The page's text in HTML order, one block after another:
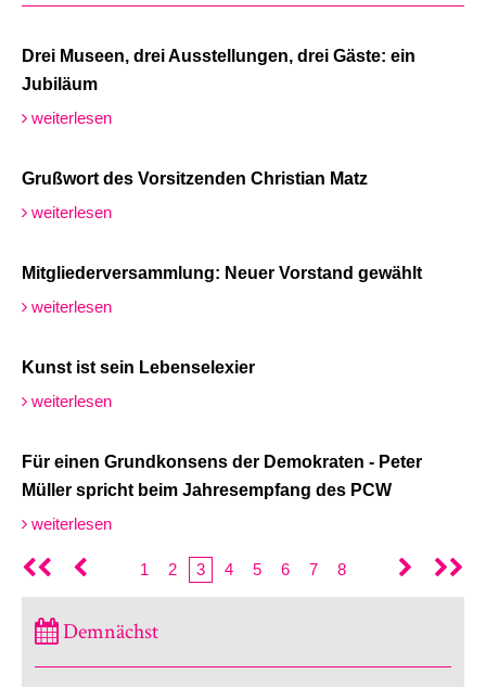
Drei Museen, drei Ausstellungen, drei Gäste: ein
Jubiläum
weiterlesen
Grußwort des Vorsitzenden Christian Matz
weiterlesen
Mitgliederversammlung: Neuer Vorstand gewählt
weiterlesen
Kunst ist sein Lebenselexier
weiterlesen
Für einen Grundkonsens der Demokraten - Peter
Müller spricht beim Jahresempfang des PCW
weiterlesen
1 2 3 4 5 6 7 8
Demnächst